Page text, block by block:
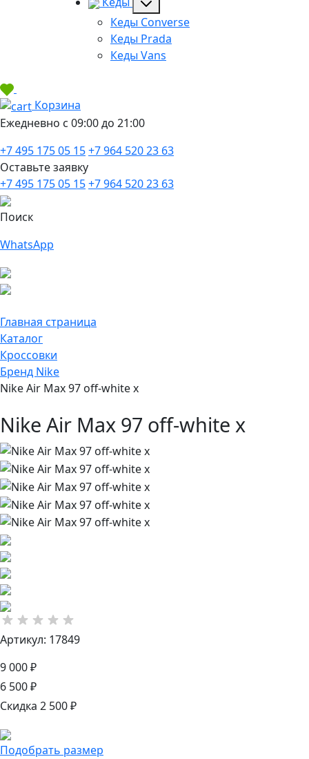
Кеды Converse
Кеды Prada
Кеды Vans
Корзина
Ежедневно с 09:00 до 21:00
+7 495 175 05 15+7 964 520 23 63
Оставьте заявку
+7 495 175 05 15+7 964 520 23 63
Поиск
WhatsApp
Главная страница
Каталог
Кроссовки
Бренд Nike
Nike Air Max 97 off-white x
Nike Air Max 97 off-white x
Артикул: 17849
9 000 ₽
6 500 ₽
Скидка 2 500 ₽
Подобрать размер